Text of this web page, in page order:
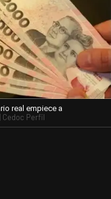
real empiece a
| Cedoc Perfil